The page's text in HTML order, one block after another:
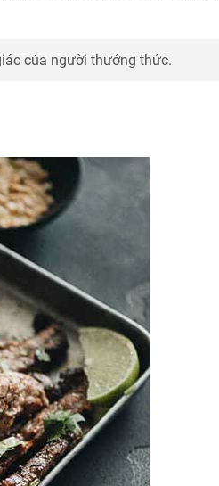
của người thưởng thức.